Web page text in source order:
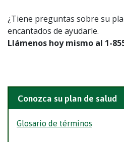
¿Tiene preguntas sobre su
encantados de ayudarle.
Llámenos hoy mismo al 1-
Conozca su plan de salud
Glosario de términos